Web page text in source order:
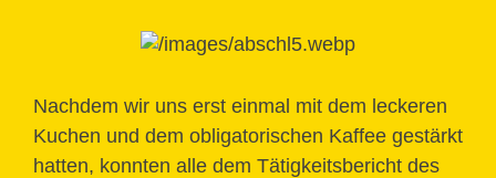
Nachdem wir uns erst einmal mit dem leckeren
Kuchen und dem obligatorischen Kaffee gestärkt
hatten, konnten alle dem Tätigkeitsbericht des